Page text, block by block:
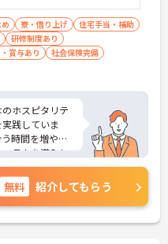
寮・借り上げ
住宅手当・補助
研修制度あり
賞与あり
社会保険完備
ホスピタリテ
践していま
時間を増やす
テムを導入し
様一人ひとり
るお仕事で
「ありがと
バッジ」制度
無料 紹介してもらう